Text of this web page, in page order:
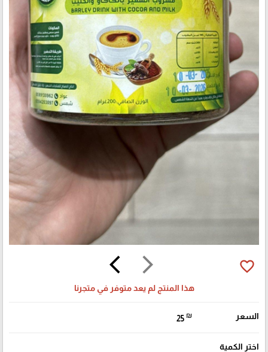
arrow_forward_ios
arrow_back_ios favorite_border
هذا المنتج لم يعد متوفر في متجرنا
السعر 25 ₪
اختر الكمية